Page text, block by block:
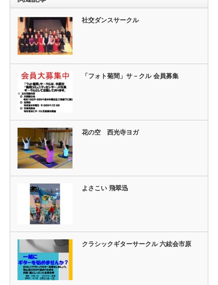
社交ダンスサークル
「フォト菊間」サ－クル 会員募集
花の空 西光寺ヨガ
よさこい 飛翠迅
クラシックギターサークル 六絃会市原